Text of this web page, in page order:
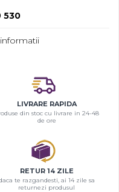
530
LIVRARE RAPIDA
din stoc cu livrare in 24-48
de ore
RETUR 14 ZILE
te razgandesti, ai 14 zile sa
returnezi produsul